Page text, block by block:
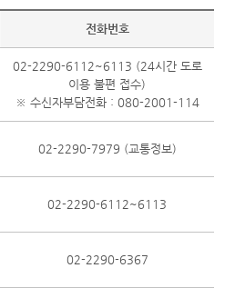
전화번호
02-2290-6112~6113 (24시간 도로
이용 불편 접수)
※ 수신자부담전화 : 080-2001-114
02-2290-7979 (교통정보)
02-2290-6112~6113
02-2290-6367